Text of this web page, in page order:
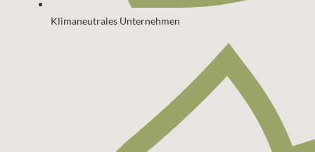
Klimaneutrales Unternehmen